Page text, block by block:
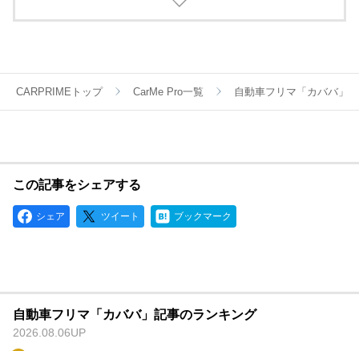
CARPRIMEトップ CarMe Pro一覧 自動車フリマ「カババ」
この記事をシェアする
シェア ツイート ブックマーク
自動車フリマ「カババ」記事のランキング
2026.08.06UP